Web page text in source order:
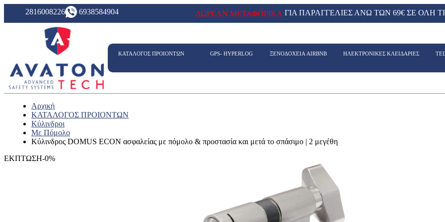
2816008226 6938584904 ΔΩΡΕΑΝ ΜΕΤΑΦΟΡΙΚΑ ΓΙΑ ΠΑΡΑΓΓΕΛΙΕΣ ΑΝΩ ΤΩΝ 69€ ΣΕ ΟΛΗ
ΚΑΤΑΛΟΓΟΣ ΠΡΟΙΟΝΤΩΝ GPS- HYPERLOG ΞΕΝΟΔΟΧΕΙΑ AIRBNB ΗΛΕΚΤΡΟΝΙΚΕΣ ΚΛΕΙΔΑΡΙΕΣ
Αρχική
ΚΑΤΑΛΟΓΟΣ ΠΡΟΙΟΝΤΩΝ
Κύλινδροι
Με Πόμολο
Κύλινδρος DOMUS ECON ασφαλείας με πόμολο & προστασία και μετά το σπάσιμο | 2 μεγέθη
ΕΚΠΤΩΣΗ-0%